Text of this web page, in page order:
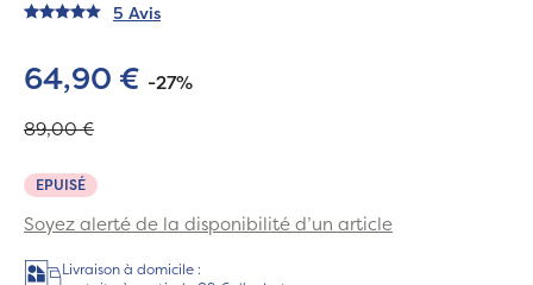
5 Avis
EPUISÉ
64,90 € -27%
89,00 €
Soyez alerté de la disponibilité d’un article
Livraison à domicile :